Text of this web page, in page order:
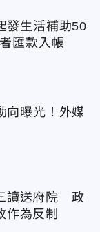
發生活補助50
匯款入帳
向曝光！外媒
讀送府院 政
作為反制